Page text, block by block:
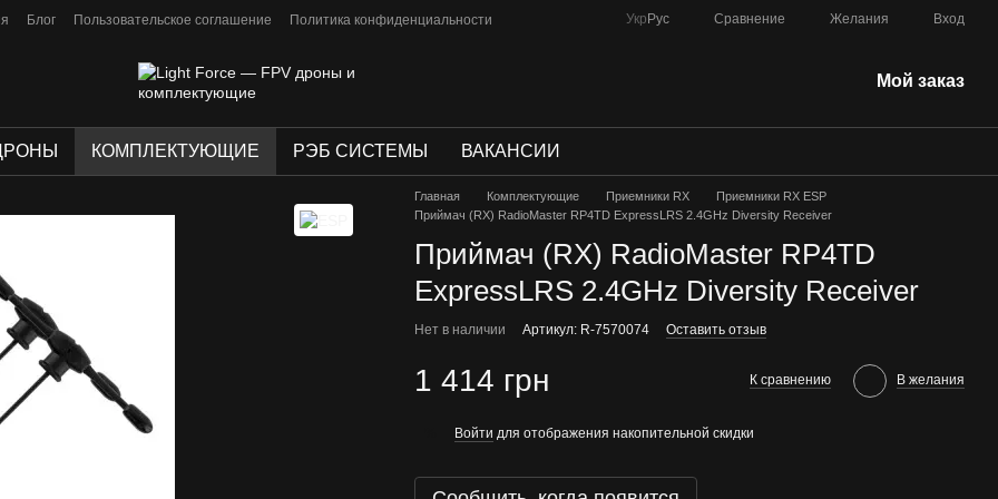
Блог Пользовательское соглашение
Политика конфиденциальности
Укр Рус Сравнение Желания Вход
Мой заказ
КОМПЛЕКТУЮЩИЕ РЭБ СИСТЕМЫ ВАКАНСИИ
Главная Комплектующие Приемники RX
Приемники RX ESP
Приймач (RX) RadioMaster RP4TD ExpressLRS 2.4GHz Diversity Receiver
Приймач (RX) RadioMaster RP4TD
ExpressLRS 2.4GHz Diversity Receiver
Нет в наличии Артикул: R-7570074 Оставить отзыв
1 414 грн К сравнению В желания
Войти для отображения накопительной скидки